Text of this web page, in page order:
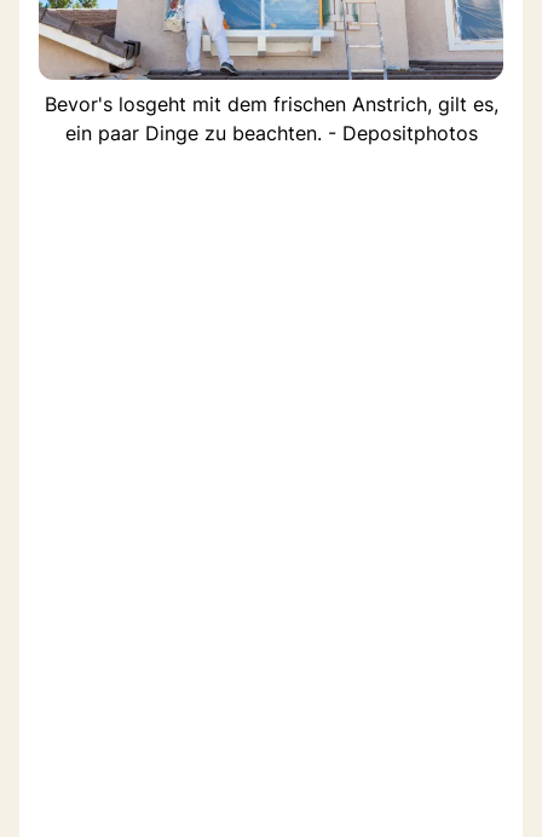
Bevor's losgeht mit dem frischen Anstrich, gilt es,
ein paar Dinge zu beachten. - Depositphotos